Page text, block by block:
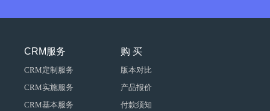
购 买
版本对比
产品报价
付款须知
CRM服务
CRM定制服务
CRM实施服务
CRM基本服务